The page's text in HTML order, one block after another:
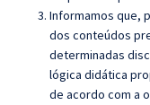
Informamos que,
dos conteúdos
determinadas
lógica didática
de acordo com a